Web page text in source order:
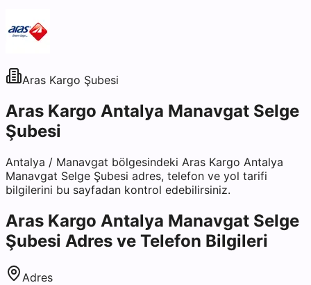
Aras Kargo Şubesi
Aras Kargo Antalya Manavgat Selge
Şubesi
Antalya / Manavgat bölgesindeki Aras Kargo Antalya
Manavgat Selge Şubesi adres, telefon ve yol tarifi
bilgilerini bu sayfadan kontrol edebilirsiniz.
Aras Kargo Antalya Manavgat Selge
Şubesi Adres ve Telefon Bilgileri
Adres